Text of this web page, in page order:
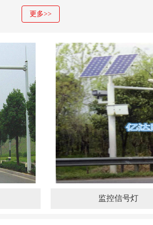
更多>>
监控信号灯